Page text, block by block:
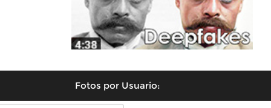
Fotos por Usuario: